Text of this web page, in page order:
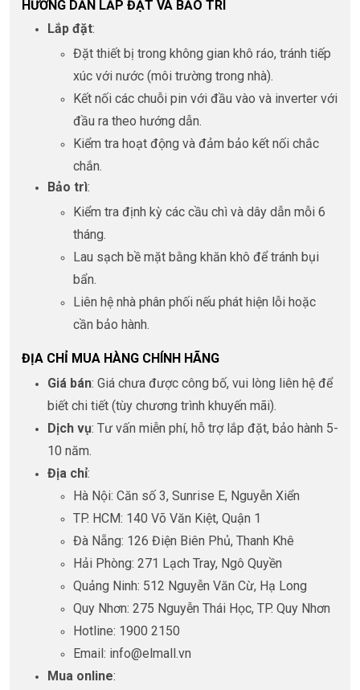
HƯỚNG DẪN LẮP ĐẶT VÀ BẢO TRÌ
Lắp đặt:
Đặt thiết bị trong không gian khô ráo, tránh tiếp
xúc với nước (môi trường trong nhà).
Kết nối các chuỗi pin với đầu vào và inverter với
đầu ra theo hướng dẫn.
Kiểm tra hoạt động và đảm bảo kết nối chắc
chắn.
Bảo trì:
Kiểm tra định kỳ các cầu chì và dây dẫn mỗi 6
tháng.
Lau sạch bề mặt bằng khăn khô để tránh bụi
bẩn.
Liên hệ nhà phân phối nếu phát hiện lỗi hoặc
cần bảo hành.
ĐỊA CHỈ MUA HÀNG CHÍNH HÃNG
Giá bán: Giá chưa được công bố, vui lòng liên hệ để
biết chi tiết (tùy chương trình khuyến mãi).
Dịch vụ: Tư vấn miễn phí, hỗ trợ lắp đặt, bảo hành 5-
10 năm.
Địa chỉ:
Hà Nội: Căn số 3, Sunrise E, Nguyễn Xiển
TP. HCM: 140 Võ Văn Kiệt, Quận 1
Đà Nẵng: 126 Điện Biên Phủ, Thanh Khê
Hải Phòng: 271 Lạch Tray, Ngô Quyền
Quảng Ninh: 512 Nguyễn Văn Cừ, Hạ Long
Quy Nhơn: 275 Nguyễn Thái Học, TP. Quy Nhơn
Hotline: 1900 2150
Email: info@elmall.vn
Mua online: